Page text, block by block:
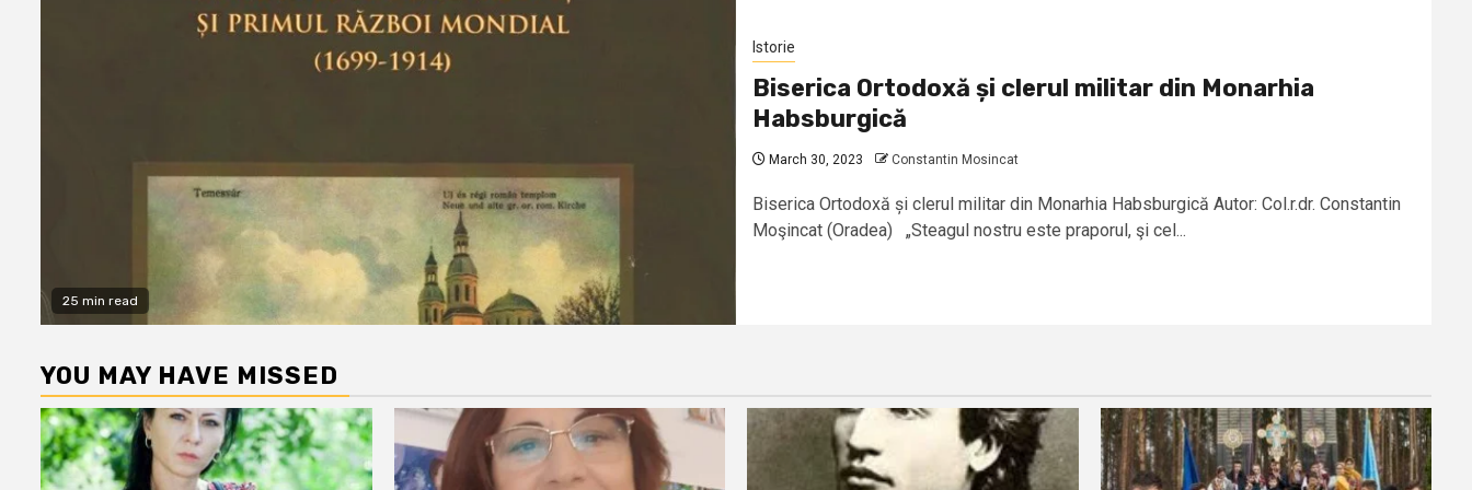
25 min read
Istorie
Biserica Ortodoxă și clerul militar din Monarhia
Habsburgică
March 30, 2023 Constantin Mosincat
Biserica Ortodoxă și clerul militar din Monarhia Habsburgică Autor: Col.r.dr. Constantin
Moşincat (Oradea) „Steagul nostru este praporul, şi cel...
YOU MAY HAVE MISSED